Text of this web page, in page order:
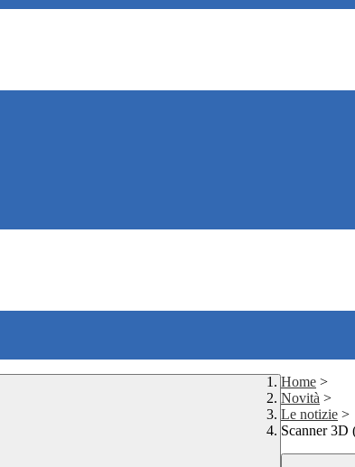
Home >
Novità >
Le notizie >
Scanner 3D